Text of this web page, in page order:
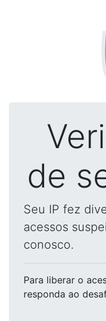
de
Seu IP fez
acessos
conosco.
Para liberar o
responda ao